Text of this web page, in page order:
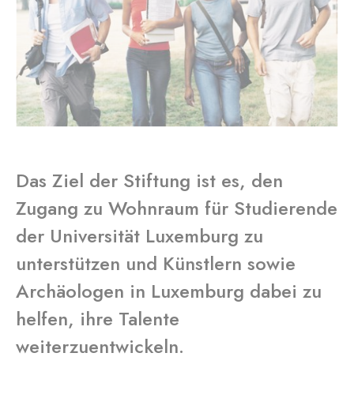
Das Ziel der Stiftung ist es, den
Zugang zu Wohnraum für Studierende
der Universität Luxemburg zu
unterstützen und Künstlern sowie
Archäologen in Luxemburg dabei zu
helfen, ihre Talente
weiterzuentwickeln.